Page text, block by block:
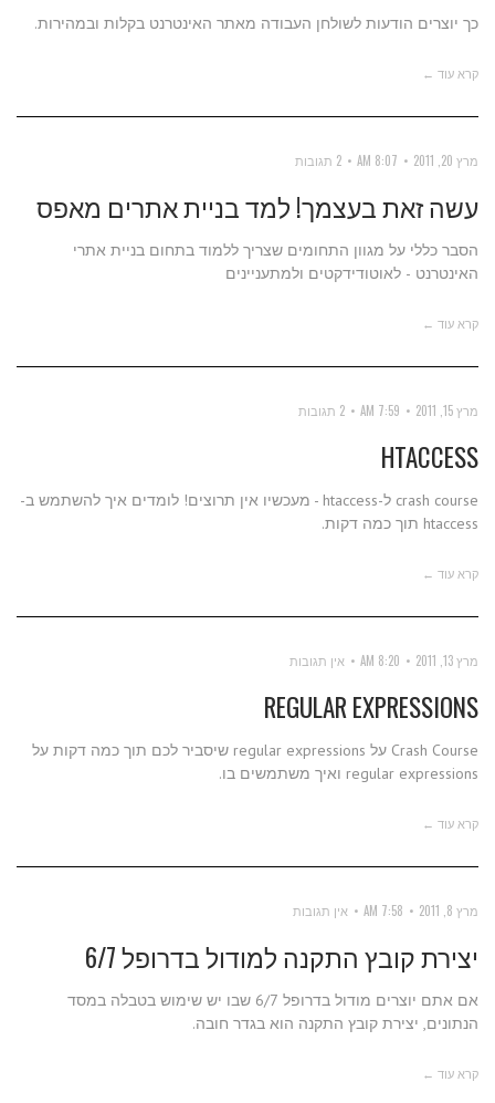
כך יוצרים הודעות לשולחן העבודה מאתר האינטרנט בקלות ובמהירות.
קרא עוד ←
מרץ 20, 2011 8:07 AM 2 תגובות
עשה זאת בעצמך! למד בניית אתרים מאפס
הסבר כללי על מגוון התחומים שצריך ללמוד בתחום בניית אתרי
האינטרנט - לאוטודידקטים ולמתעניינים
קרא עוד ←
מרץ 15, 2011 7:59 AM 2 תגובות
HTACCESS
crash course ל-htaccess - מעכשיו אין תרוצים! לומדים איך להשתמש ב-
htaccess תוך כמה דקות.
קרא עוד ←
מרץ 13, 2011 8:20 AM אין תגובות
REGULAR EXPRESSIONS
Crash Course על regular expressions שיסביר לכם תוך כמה דקות על
regular expressions ואיך משתמשים בו.
קרא עוד ←
מרץ 8, 2011 7:58 AM אין תגובות
יצירת קובץ התקנה למודול בדרופל 6/7
אם אתם יוצרים מודול בדרופל 6/7 שבו יש שימוש בטבלה במסד
הנתונים, יצירת קובץ התקנה הוא בגדר חובה.
קרא עוד ←